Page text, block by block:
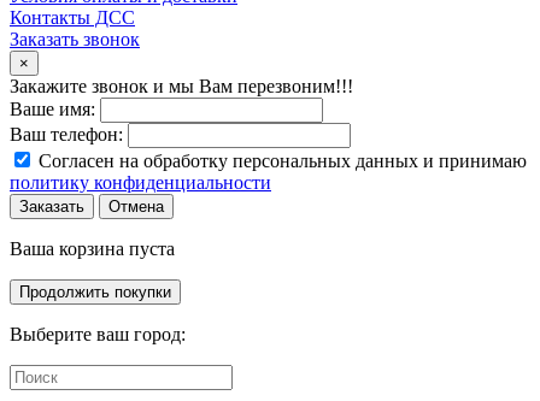
Контакты ДСС
Заказать звонок
×
Закажите звонок и мы Вам перезвоним!!!
Ваше имя:
Ваш телефон:
Согласен на обработку персональных данных и принимаю
политику конфиденциальности
Заказать Отмена
Ваша корзина пуста
Продолжить покупки
Выберите ваш город: